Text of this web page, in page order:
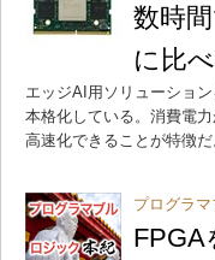
数時
に比
エッジAI用ソリューショ
本格化している。消費電
高速化できることが特徴だ
プログラマ